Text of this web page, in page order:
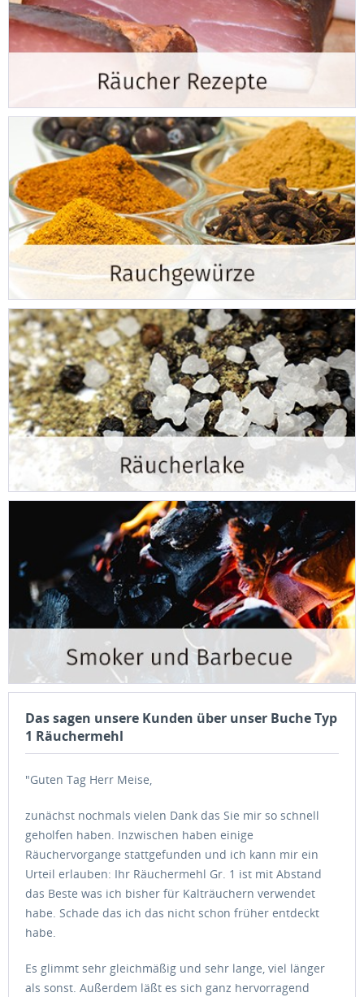
Das sagen unsere Kunden über unser Buche Typ
1 Räuchermehl
"Guten Tag Herr Meise,
zunächst nochmals vielen Dank das Sie mir so schnell
geholfen haben. Inzwischen haben einige
Räuchervorgange stattgefunden und ich kann mir ein
Urteil erlauben: Ihr Räuchermehl Gr. 1 ist mit Abstand
das Beste was ich bisher für Kalträuchern verwendet
habe. Schade das ich das nicht schon früher entdeckt
habe.
Es glimmt sehr gleichmäßig und sehr lange, viel länger
als sonst. Außerdem läßt es sich ganz hervorragend